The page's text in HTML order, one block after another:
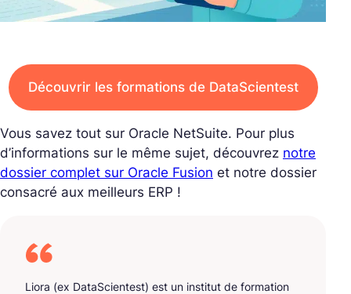
Découvrir les formations de DataScientest
Vous savez tout sur Oracle NetSuite. Pour plus
d’informations sur le même sujet, découvrez notre
dossier complet sur Oracle Fusion et notre dossier
consacré aux meilleurs ERP !
Liora (ex DataScientest) est un institut de formation